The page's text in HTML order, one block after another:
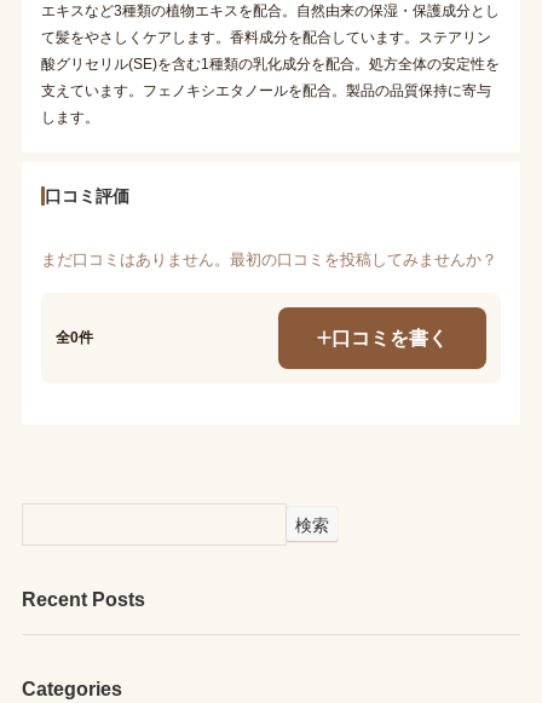
エキスなど3種類の植物エキスを配合。自然由来の保湿・保護成分とし
て髪をやさしくケアします。香料成分を配合しています。ステアリン
酸グリセリル(SE)を含む1種類の乳化成分を配合。処方全体の安定性を
支えています。フェノキシエタノールを配合。製品の品質保持に寄与
します。
口コミ評価
まだ口コミはありません。最初の口コミを投稿してみませんか？
全0件 口コミを書く
検索
Recent Posts
Categories